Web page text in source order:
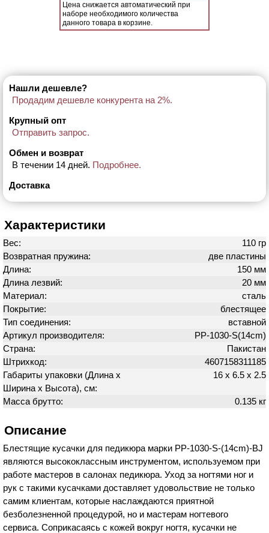
Цена снижается автоматический при
наборе необходимого количества
данного товара в корзине.
Нашли дешевле?
Продадим дешевле конкурента на 2%.
Крупный опт
Отправить запрос.
Обмен и возврат
В течении 14 дней. Подробнее.
Доставка
Характеристики
Вес:
110 гр
Возвратная пружина:
две пластины
Длина:
150 мм
Длина лезвий:
20 мм
Материал:
сталь
Покрытие:
блестящее
Тип соединения:
вставной
Артикул производителя:
PP-1030-S(14cm)
Страна:
Пакистан
Штрихкод:
4607158311185
Габариты упаковки (Длина х
Ширина х Высота), см:
16 х 6.5 х 2.5
Масса брутто: 0.135 кг
Описание
Блестящие кусачки для педикюра марки PP-1030-S-(14cm)-BJ
являются высококлассным инструментом, используемом при
работе мастеров в салонах педикюра. Уход за ногтями ног и
рук с такими кусачками доставляет удовольствие не только
самим клиентам, которые наслаждаются приятной
безболезненной процедурой, но и мастерам ногтевого
сервиса. Соприкасаясь с кожей вокруг ногтя, кусачки не